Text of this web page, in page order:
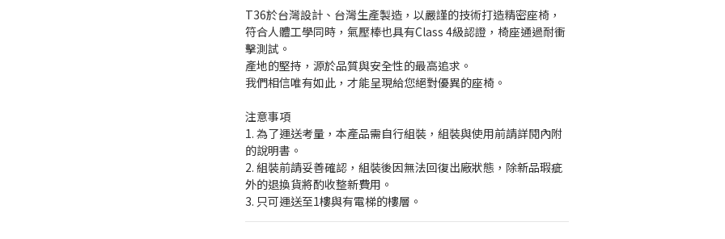
T36於台灣設計、台灣生產製造，以嚴謹的技術打造精密座椅，
符合人體工學同時，氣壓棒也具有Class 4級認證，椅座通過耐衝
擊測試。
產地的堅持，源於品質與安全性的最高追求。
我們相信唯有如此，才能呈現給您絕對優異的座椅。
注意事項
1. 為了運送考量，本產品需自行組裝，組裝與使用前請詳閱內附
的說明書。
2. 組裝前請妥善確認，組裝後因無法回復出廠狀態，除新品瑕疵
外的退換貨將酌收整新費用。
3. 只可運送至1樓與有電梯的樓層。